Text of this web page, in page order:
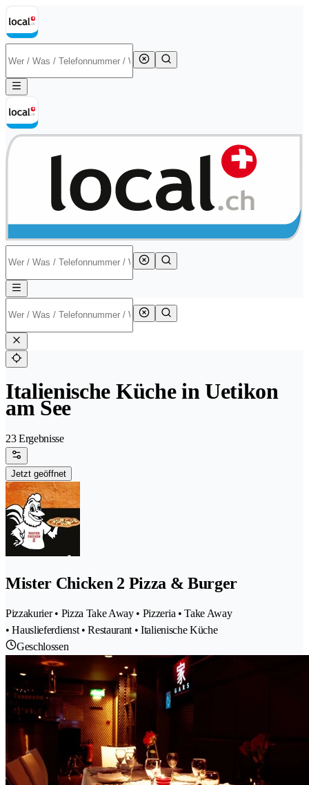
Italienische Küche in Uetikon
am See
23 Ergebnisse
Jetzt geöffnet
Mister Chicken 2 Pizza & Burger
Pizzakurier • Pizza Take Away • Pizzeria • Take Away
• Hauslieferdienst • Restaurant • Italienische Küche
Geschlossen